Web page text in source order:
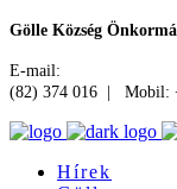
Gölle Község
E-mail:
(82) 374 016 | Mobil:
Hírek